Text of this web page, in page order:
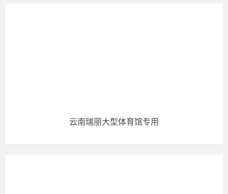
云南瑞丽大型体育馆专用